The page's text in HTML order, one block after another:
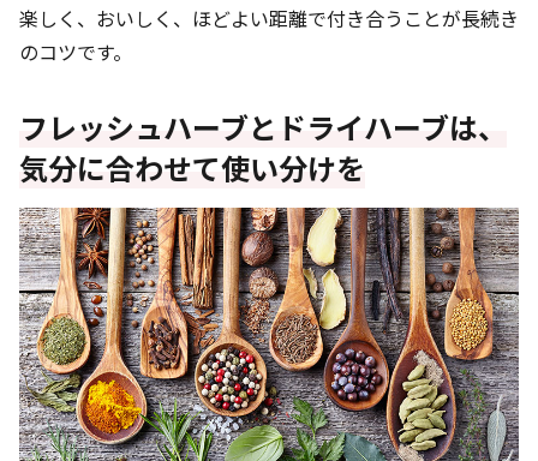
楽しく、おいしく、ほどよい距離で付き合うことが長続き
のコツです。
フレッシュハーブとドライハーブは、
気分に合わせて使い分けを